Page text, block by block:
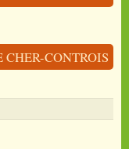
CONTROIS